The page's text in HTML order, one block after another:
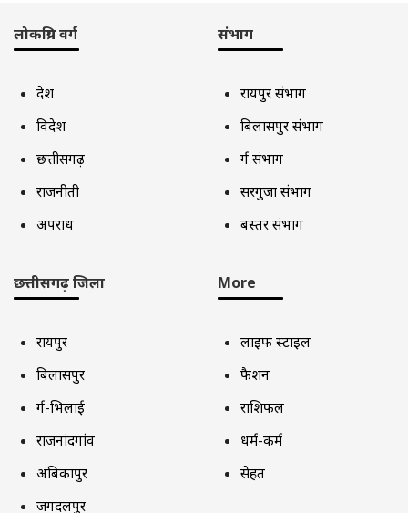
लोकप्रिय वर्ग
देश
विदेश
छत्तीसगढ़
राजनीती
अपराध
संभाग
रायपुर संभाग
बिलासपुर संभाग
दुर्ग संभाग
सरगुजा संभाग
बस्तर संभाग
छत्तीसगढ़ जिला
रायपुर
बिलासपुर
दुर्ग-भिलाई
राजनांदगांव
अंबिकापुर
जगदलपुर
More
लाइफ स्टाइल
फैशन
राशिफल
धर्म-कर्म
सेहत